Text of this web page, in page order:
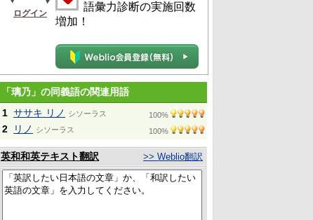
ログイン
語彙力診断の実施回数
増加！
「璃乃」の同義語の関連用語
1 ササキ リノ シソーラス 100%
2 リノ シソーラス 100%
英和和英テキスト翻訳 >> Weblio翻訳